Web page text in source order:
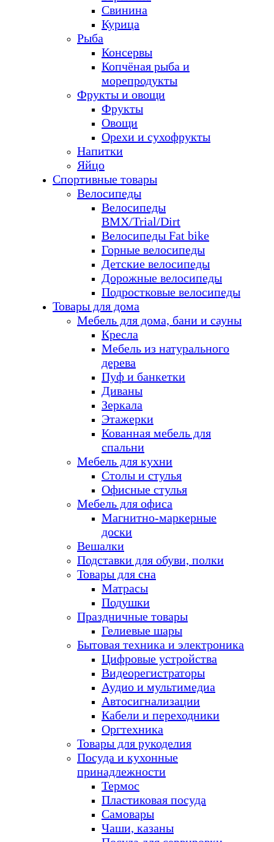
Свинина
Курица
Рыба
Консервы
Копчёная рыба и
морепродукты
Фрукты и овощи
Фрукты
Овощи
Орехи и сухофрукты
Напитки
Яйцо
Спортивные товары
Велосипеды
Велосипеды
BMX/Trial/Dirt
Велосипеды Fat bike
Горные велосипеды
Детские велосипеды
Дорожные велосипеды
Подростковые велосипеды
Товары для дома
Мебель для дома, бани и сауны
Кресла
Мебель из натурального
дерева
Пуф и банкетки
Диваны
Зеркала
Этажерки
Кованная мебель для
спальни
Мебель для кухни
Столы и стулья
Офисные стулья
Мебель для офиса
Магнитно-маркерные
доски
Вешалки
Подставки для обуви, полки
Товары для сна
Матрасы
Подушки
Праздничные товары
Гелиевые шары
Бытовая техника и электроника
Цифровые устройства
Видеорегистраторы
Аудио и мультимедиа
Автосигнализации
Кабели и переходники
Оргтехника
Товары для рукоделия
Посуда и кухонные
принадлежности
Термос
Пластиковая посуда
Самовары
Чаши, казаны